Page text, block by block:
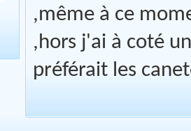
,même à ce
,hors j'ai à coté
préférait les